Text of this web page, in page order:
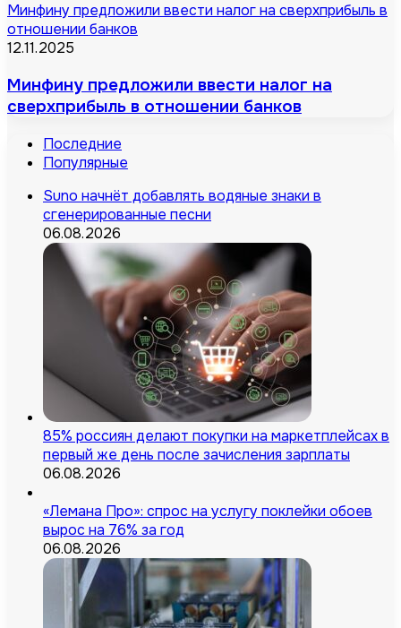
Минфину предложили ввести налог на сверхприбыль в
отношении банков
12.11.2025
Минфину предложили ввести налог на
сверхприбыль в отношении банков
Последние
Популярные
Suno начнёт добавлять водяные знаки в
сгенерированные песни
06.08.2026
85% россиян делают покупки на маркетплейсах в
первый же день после зачисления зарплаты
06.08.2026
«Лемана Про»: спрос на услугу поклейки обоев
вырос на 76% за год
06.08.2026